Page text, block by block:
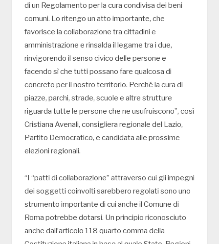
di un Regolamento per la cura condivisa dei beni
comuni. Lo ritengo un atto importante, che
favorisce la collaborazione tra cittadini e
amministrazione e rinsalda il legame tra i due,
rinvigorendo il senso civico delle persone e
facendo sì che tutti possano fare qualcosa di
concreto per il nostro territorio. Perché la cura di
piazze, parchi, strade, scuole e altre strutture
riguarda tutte le persone che ne usufruiscono”, così
Cristiana Avenali, consigliera regionale del Lazio,
Partito Democratico, e candidata alle prossime
elezioni regionali.
“I “patti di collaborazione” attraverso cui gli impegni
dei soggetti coinvolti sarebbero regolati sono uno
strumento importante di cui anche il Comune di
Roma potrebbe dotarsi. Un principio riconosciuto
anche dall’articolo 118 quarto comma della